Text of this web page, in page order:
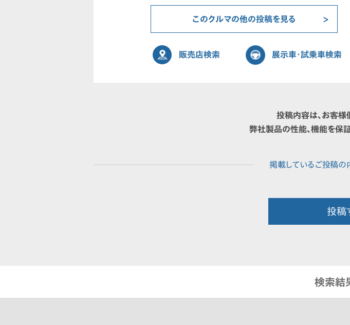
このクルマの他の投稿を見る
販売店検索 展示車・試乗車検索
投稿内容は、お客様
弊社製品の性能、機能を保
投稿
検索結